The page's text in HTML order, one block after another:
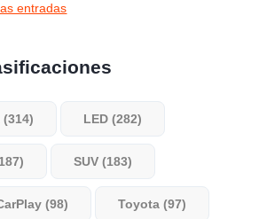
entradas
LED (282)
SUV (183)
(98) Toyota (97)